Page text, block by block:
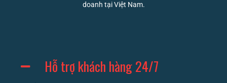
doanh tại Việt Nam.
Hỗ trợ khách hàng 24/7